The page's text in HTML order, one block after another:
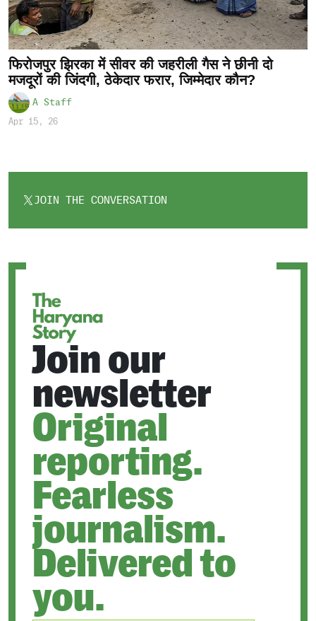
फिरोजपुर झिरका में सीवर की जहरीली गैस ने छीनी दो
मजदूरों की जिंदगी, ठेकेदार फरार, जिम्मेदार कौन?
A Staff
Apr 15, 26
JOIN THE CONVERSATION
OPENS
Join our
newsletter
Original
reporting.
Fearless
journalism.
Delivered to
you.